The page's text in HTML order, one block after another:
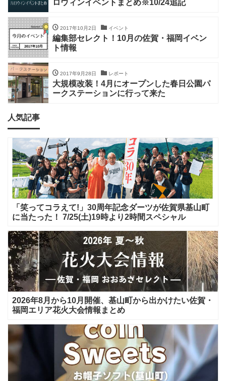
ロウィンイベントまとめ※10/24追記
2017年10月2日 イベント
編集部セレクト！10月の佐賀・福岡イベン
ト情報
2017年9月28日 レポート
大規模改装！4月にオープンした春日公園パ
ークステーションに行って来た
人気記事
「笑ってコラえて!」30周年記念ダーツが佐賀県基山町
に当たった！ 7/25(土)19時より2時間スペシャル
2026年8月から10月開催、基山町から出かけたい佐賀・
福岡エリア花火大会情報まとめ